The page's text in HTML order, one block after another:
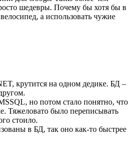
шедевры. Почему бы хотя бы в
а использовать чужие
крутится на одном дедике. БД –
но потом стало понятно, что
Тяжеловато было переписывать
стоило.
в БД, так оно как-то быстрее